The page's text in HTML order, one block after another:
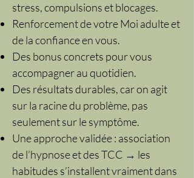
stress, compulsions et blocages.
Renforcement de votre Moi adulte et
de la confiance en vous.
Des bonus concrets pour vous
accompagner au quotidien.
Des résultats durables, car on agit
sur la racine du problème, pas
seulement sur le symptôme.
Une approche validée : association
de l’hypnose et des TCC → les
habitudes s’installent vraiment dans